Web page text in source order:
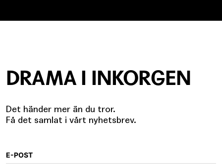
DRAMA I INKORGEN
Det händer mer än du tror.
Få det samlat i vårt nyhetsbrev.
E-POST